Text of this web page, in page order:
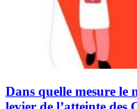
Dans quelle mesure